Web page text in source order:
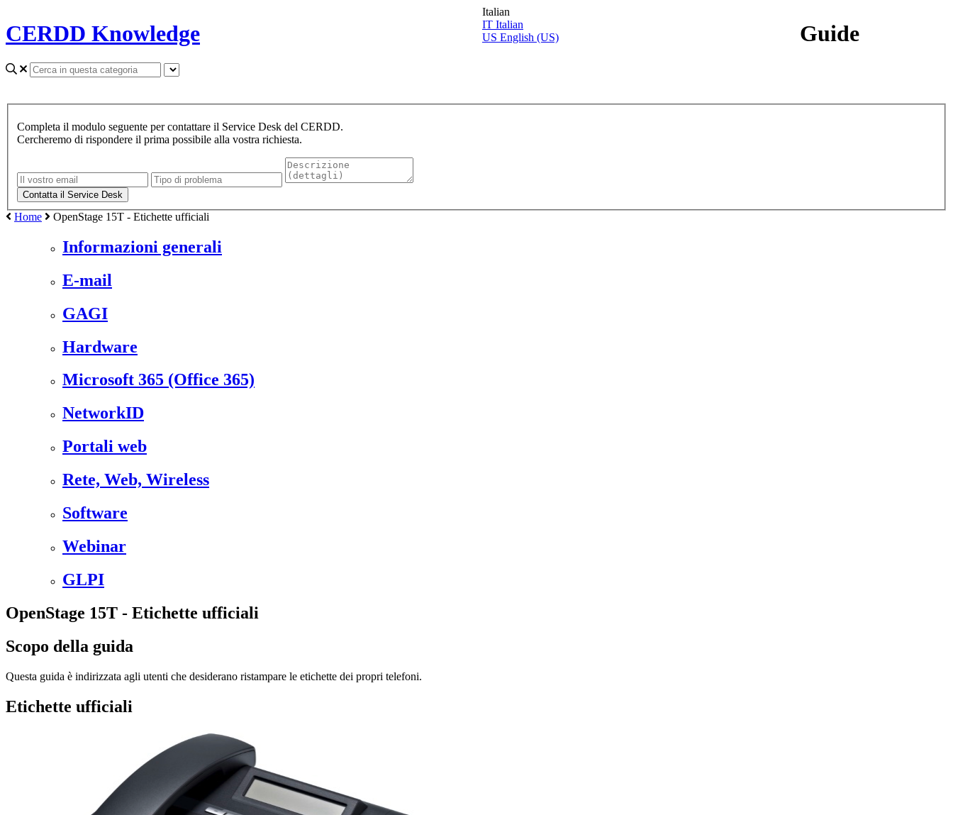
CERDD Knowledge
Italian
IT Italian
US English (US) Guide
Completa il modulo seguente per contattare il Service Desk del CERDD.
Cercheremo di rispondere il prima possibile alla vostra richiesta.
Home OpenStage 15T - Etichette ufficiali
Informazioni generali
E-mail
GAGI
Hardware
Microsoft 365 (Office 365)
NetworkID
Portali web
Rete, Web, Wireless
Software
Webinar
GLPI
OpenStage 15T - Etichette ufficiali
Scopo della guida
Questa guida è indirizzata agli utenti che desiderano ristampare le etichette dei propri telefoni.
Etichette ufficiali